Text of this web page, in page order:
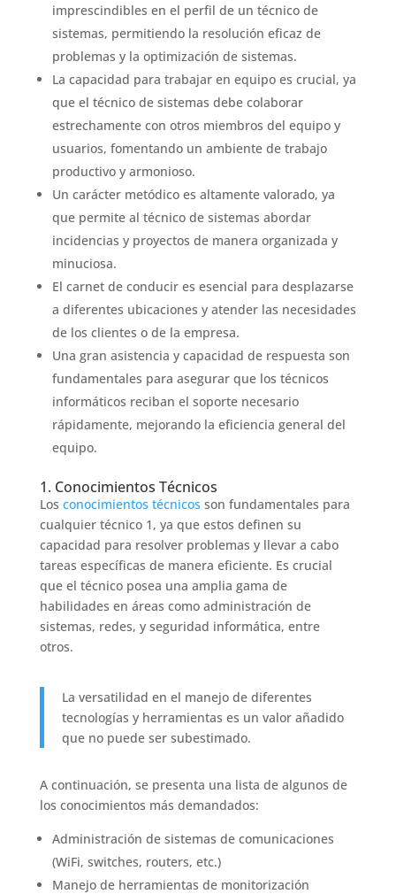
imprescindibles en el perfil de un técnico de
sistemas, permitiendo la resolución eficaz de
problemas y la optimización de sistemas.
La capacidad para trabajar en equipo es crucial, ya
que el técnico de sistemas debe colaborar
estrechamente con otros miembros del equipo y
usuarios, fomentando un ambiente de trabajo
productivo y armonioso.
Un carácter metódico es altamente valorado, ya
que permite al técnico de sistemas abordar
incidencias y proyectos de manera organizada y
minuciosa.
El carnet de conducir es esencial para desplazarse
a diferentes ubicaciones y atender las necesidades
de los clientes o de la empresa.
Una gran asistencia y capacidad de respuesta son
fundamentales para asegurar que los técnicos
informáticos reciban el soporte necesario
rápidamente, mejorando la eficiencia general del
equipo.
1. Conocimientos Técnicos
Los conocimientos técnicos son fundamentales para
cualquier técnico 1, ya que estos definen su
capacidad para resolver problemas y llevar a cabo
tareas específicas de manera eficiente. Es crucial
que el técnico posea una amplia gama de
habilidades en áreas como administración de
sistemas, redes, y seguridad informática, entre
otros.
La versatilidad en el manejo de diferentes
tecnologías y herramientas es un valor añadido
que no puede ser subestimado.
A continuación, se presenta una lista de algunos de
los conocimientos más demandados:
Administración de sistemas de comunicaciones
(WiFi, switches, routers, etc.)
Manejo de herramientas de monitorización